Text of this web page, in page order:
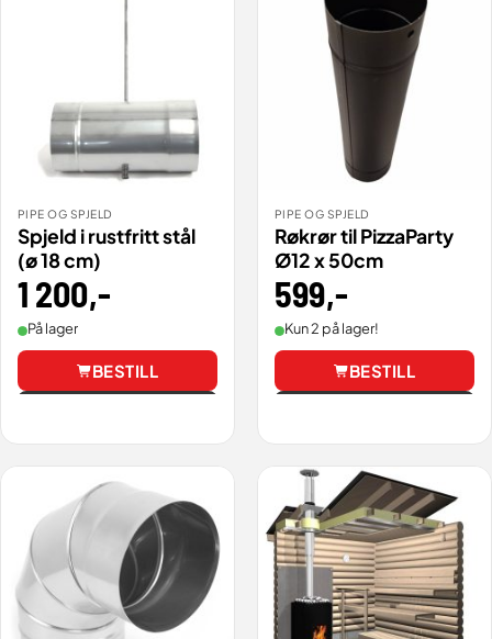
PIPE OG SPJELD
Spjeld i rustfritt stål
(ø 18 cm)
1 200,-
På lager
BESTILL
PIPE OG SPJELD
Røkrør til PizzaParty
Ø12 x 50cm
599,-
Kun 2 på lager!
BESTILL